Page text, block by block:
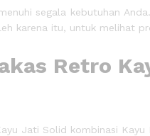
segala kebutuhan
karena itu, untuk melihat
Retro
Jati Solid kombinasi Kayu